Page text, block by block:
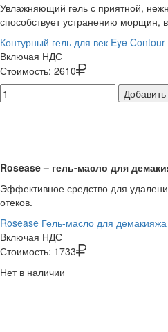
Увлажняющий гель с приятной,
способствует устранению морщин,
Контурный гель для век Eye
Включая НДС
Стоимость: 2610
Rosease – гель-масло для
Эффективное средство для
отеков.
Rosease Гель-масло для
Включая НДС
Стоимость: 1733
Нет в наличии